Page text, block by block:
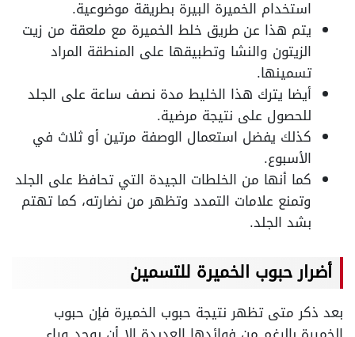
استخدام الخميرة البيرة بطريقة موضوعية.
يتم هذا عن طريق خلط الخميرة مع ملعقة من زيت
الزيتون والنشا وتطبيقها على المنطقة المراد
تسمينها.
أيضا يترك هذا الخليط مدة نصف ساعة على الجلد
للحصول على نتيجة مرضية.
كذلك يفضل استعمال الوصفة مرتين أو ثلاث في
الأسبوع.
كما أنها من الخلطات الجيدة التي تحافظ على الجلد
وتمنع علامات التمدد وتظهر من نضارته، كما تهتم
بشد الجلد.
أضرار حبوب الخميرة للتسمين
بعد ذكر متى تظهر نتيجة حبوب الخميرة فإن حبوب